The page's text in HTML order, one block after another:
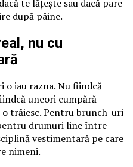
te lățește sau dacă pare
după pâine.
nu cu
o iau razna. Nu fiindcă
uneori cumpără
trăiesc. Pentru brunch-uri
drumuri line între
vestimentară pe care
nimeni.